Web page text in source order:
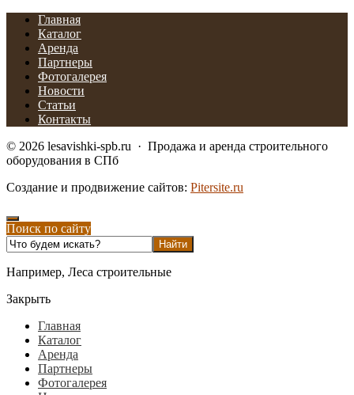
Главная
Каталог
Аренда
Партнеры
Фотогалерея
Новости
Статьи
Контакты
© 2026 lesavishki-spb.ru · Продажа и аренда строительного
оборудования в СПб
Создание и продвижение сайтов: Pitersite.ru
Поиск по сайту
Например, Леса строительные
Закрыть
Главная
Каталог
Аренда
Партнеры
Фотогалерея